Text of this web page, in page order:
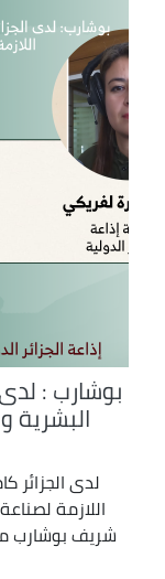
بوشارب : لدى
البشرية
لدى الجزائر
اللازمة
شريف بوشارب